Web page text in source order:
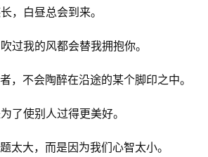
，白昼总会到来。
过我的风都会替我拥抱你。
，不会陶醉在沿途的某个脚印之中。
了使别人过得更美好。
太大，而是因为我们心智太小。